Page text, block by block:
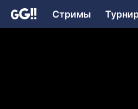
Стримы